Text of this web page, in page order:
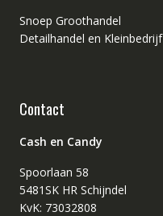
Snoep Groothandel
Detailhandel en Kleinbedrijf
Contact
Cash en Candy
Spoorlaan 58
5481SK HR Schijndel
KvK: 73032808